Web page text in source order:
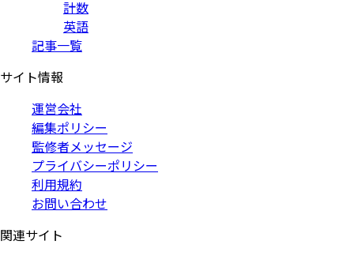
計数
英語
記事一覧
サイト情報
運営会社
編集ポリシー
監修者メッセージ
プライバシーポリシー
利用規約
お問い合わせ
関連サイト